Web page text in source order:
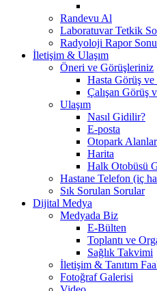
Randevu Al
Laboratuvar Tetkik
Radyoloji Rapor
İletişim & Ulaşım
Öneri ve Görüşleriniz
Hasta Görüş
Çalışan Görüş
Ulaşım
Nasıl Gidilir?
E-posta
Otopark
Harita
Halk Otobüsü
Hastane Telefon (iç
Sık Sorulan Sorular
Dijital Medya
Medyada Biz
E-Bülten
Toplantı ve
Sağlık Takvimi
İletişim & Tanıtım
Fotoğraf Galerisi